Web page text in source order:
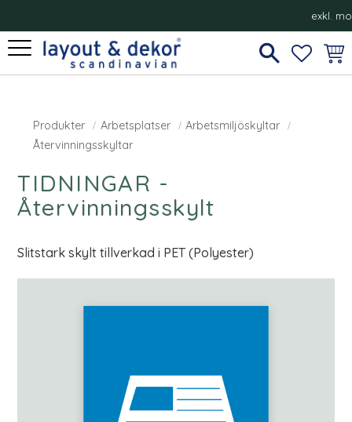
Meny
exkl.
Produkter Arbetsplatser
Arbetsmiljöskyltar
Återvinningsskyltar
TIDNINGAR -
Återvinningsskylt
Slitstark skylt tillverkad i PET (Polyester)